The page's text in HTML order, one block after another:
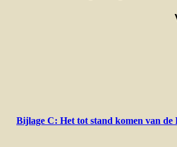
Bijlage C: Het tot stand komen van de